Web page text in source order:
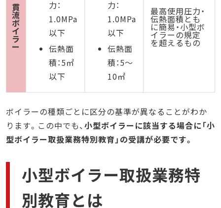
貫
流
ボ
イ
ラ
ー
力：
1.0MPa
以下
伝熱面
積：5㎡
以下
力：
1.0MPa
以下
伝熱面
積：5～
10㎡
最高使用圧力・
伝熱面積とも
に簡易・小型ボ
イラーの規定
を超えるもの
ボイラーの種類ごとに区分の基準が異なることがわか
ります。この中でも、 小型ボイラーに該当する場合に「小
型ボイラー取扱業務特別教育」の受講が必要です。
小型ボイラー取扱業務特
別教育とは